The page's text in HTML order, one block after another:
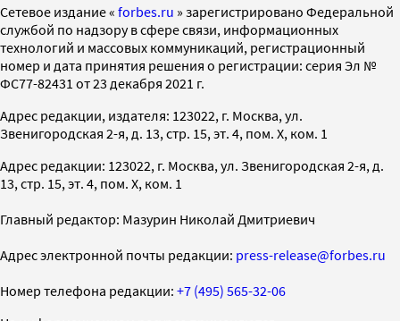
Cетевое издание « forbes.ru » зарегистрировано Федеральной
службой по надзору в сфере связи, информационных
технологий и массовых коммуникаций, регистрационный
номер и дата принятия решения о регистрации: серия Эл №
ФС77-82431 от 23 декабря 2021 г.
Адрес редакции, издателя: 123022, г. Москва, ул.
Звенигородская 2-я, д. 13, стр. 15, эт. 4, пом. X, ком. 1
Адрес редакции: 123022, г. Москва, ул. Звенигородская 2-я, д.
13, стр. 15, эт. 4, пом. X, ком. 1
Главный редактор: Мазурин Николай Дмитриевич
Адрес электронной почты редакции: press-release@forbes.ru
Номер телефона редакции: +7 (495) 565-32-06